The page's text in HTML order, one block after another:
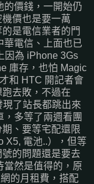
的價錢，一開始仍
價也是要一萬
是電信業者的門
華電信、上面也已
因為 iPhone 3Gs
庫存，也怕 Magic
和 HTC 開記者會
跑去敗，不過在
現了站長都跳出來
，多等了兩週看團
期、要等宅配還限
X5, 電池..），但等
的問題還是要去
當然是值得的，原
的月租費，搭配